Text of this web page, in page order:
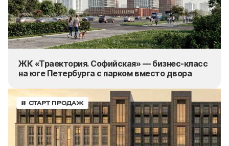
ЖК «Траектория. Софийская» — бизнес-класс
на юге Петербурга с парком вместо двора
# СТАРТ ПРОДАЖ